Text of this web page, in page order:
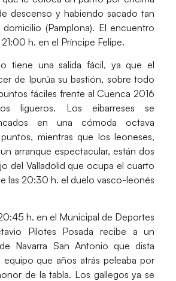
descenso y habiendo sacado tan
(Pamplona). El encuentro
21:00 h. en el Príncipe Felipe.
tiene una salida fácil, ya que el
de Ipurúa su bastión, sobre todo
fáciles frente al Cuenca 2016
ligueros. Los eibarreses se
en una cómoda octava
mientras que los leoneses,
arranque espectacular, están dos
del Valladolid que ocupa el cuarto
las 20:30 h. el duelo vasco-leonés
h. en el Municipal de Deportes
Pilotes Posada recibe a un
Navarra San Antonio que dista
que años atrás peleaba por
de la tabla. Los gallegos ya se